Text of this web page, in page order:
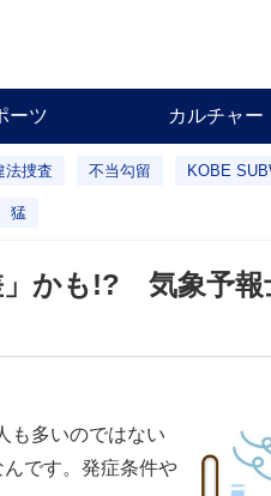
ーツ カルチャー
法捜査 不当勾留 KOBE
猛
」かも!? 気象予
も多いのではない
です。発症条件や